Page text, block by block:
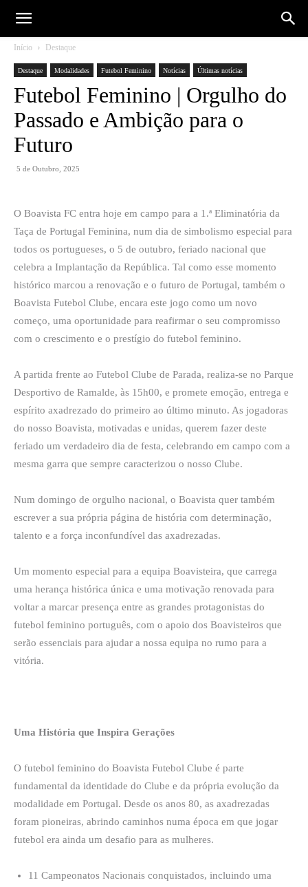
Início Destaque
Destaque Modalidades Futebol Feminino Notícias Últimas notícias
Futebol Feminino | Orgulho do
Passado e Ambição para o
Futuro
5 de Outubro, 2025
O Boavista FC entra hoje em campo para a 1.ª Eliminatória da
Taça de Portugal Feminina, num dia de simbolismo especial para
todos os portugueses, o 5 de outubro, feriado nacional que
celebra a Implantação da República. Tal como esse momento
histórico marcou a renovação e o futuro de Portugal, também o
Boavista Futebol Clube, encara este jogo como um novo
começo, uma oportunidade para reafirmar o seu compromisso
com o crescimento e o prestígio do futebol feminino.
A partida frente ao Futebol Clube de Parada, realiza-se no Parque
Desportivo de Ramalde, às 15h00, e promete emoção, entrega e
espírito axadrezado do primeiro ao último minuto. As jogadoras
do nosso Boavista, motivadas e unidas, querem fazer deste
feriado um verdadeiro dia de festa, celebrando em campo com a
mesma garra que sempre caracterizou o nosso Clube.
Num domingo de orgulho nacional, o Boavista quer também
escrever a sua própria página de história com determinação,
talento e a força inconfundível das axadrezadas.
Um momento especial para a equipa Boavisteira, que carrega
uma herança histórica única e uma motivação renovada para
voltar a marcar presença entre as grandes protagonistas do
futebol feminino português, com o apoio dos Boavisteiros que
serão essenciais para ajudar a nossa equipa no rumo para a
vitória.
Uma História que Inspira Gerações
O futebol feminino do Boavista Futebol Clube é parte
fundamental da identidade do Clube e da própria evolução da
modalidade em Portugal. Desde os anos 80, as axadrezadas
foram pioneiras, abrindo caminhos numa época em que jogar
futebol era ainda um desafio para as mulheres.
11 Campeonatos Nacionais conquistados, incluindo uma